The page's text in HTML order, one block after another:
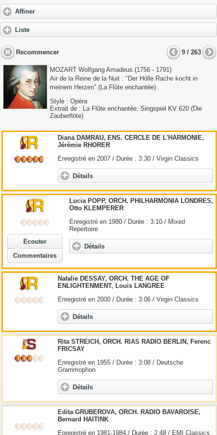
Affiner
Liste
Recommencer 9 / 263
MOZART Wolfgang Amadeus (1756 - 1791)
Air de la Reine de la Nuit : "Der Hölle Rache kocht in
meinem Herzen" (La Flûte enchantée)
Style : Opéra
Extrait de : La Flûte enchantée, Singspiel KV 620 (Die
Zauberflöte)
Diana DAMRAU, ENS. CERCLE DE L'HARMONIE,
Jérémie RHORER
Enregistré en 2007 / Durée : 3:30 / Virgin Classics
Détails
Ecouter
Commentaires
Lucia POPP, ORCH. PHILHARMONIA LONDRES,
Otto KLEMPERER
Enregistré en 1980 / Durée : 3:10 / Mixed
Repertoire
Détails
Natalie DESSAY, ORCH. THE AGE OF
ENLIGHTENMENT, Louis LANGREE
Enregistré en 2000 / Durée : 3:06 / Virgin Classics
Détails
Rita STREICH, ORCH. RIAS RADIO BERLIN, Ferenc
FRICSAY
Enregistré en 1955 / Durée : 3:08 / Deutsche
Grammophon
Détails
Edita GRUBEROVA, ORCH. RADIO BAVAROISE,
Bernard HAITINK
Enregistré en 1981-1984 / Durée : 2:48 / EMI Classics